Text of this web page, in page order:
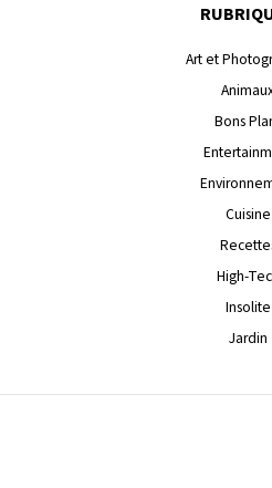
Art et
Bons
Cuisine
High-
Insolite
Jardin